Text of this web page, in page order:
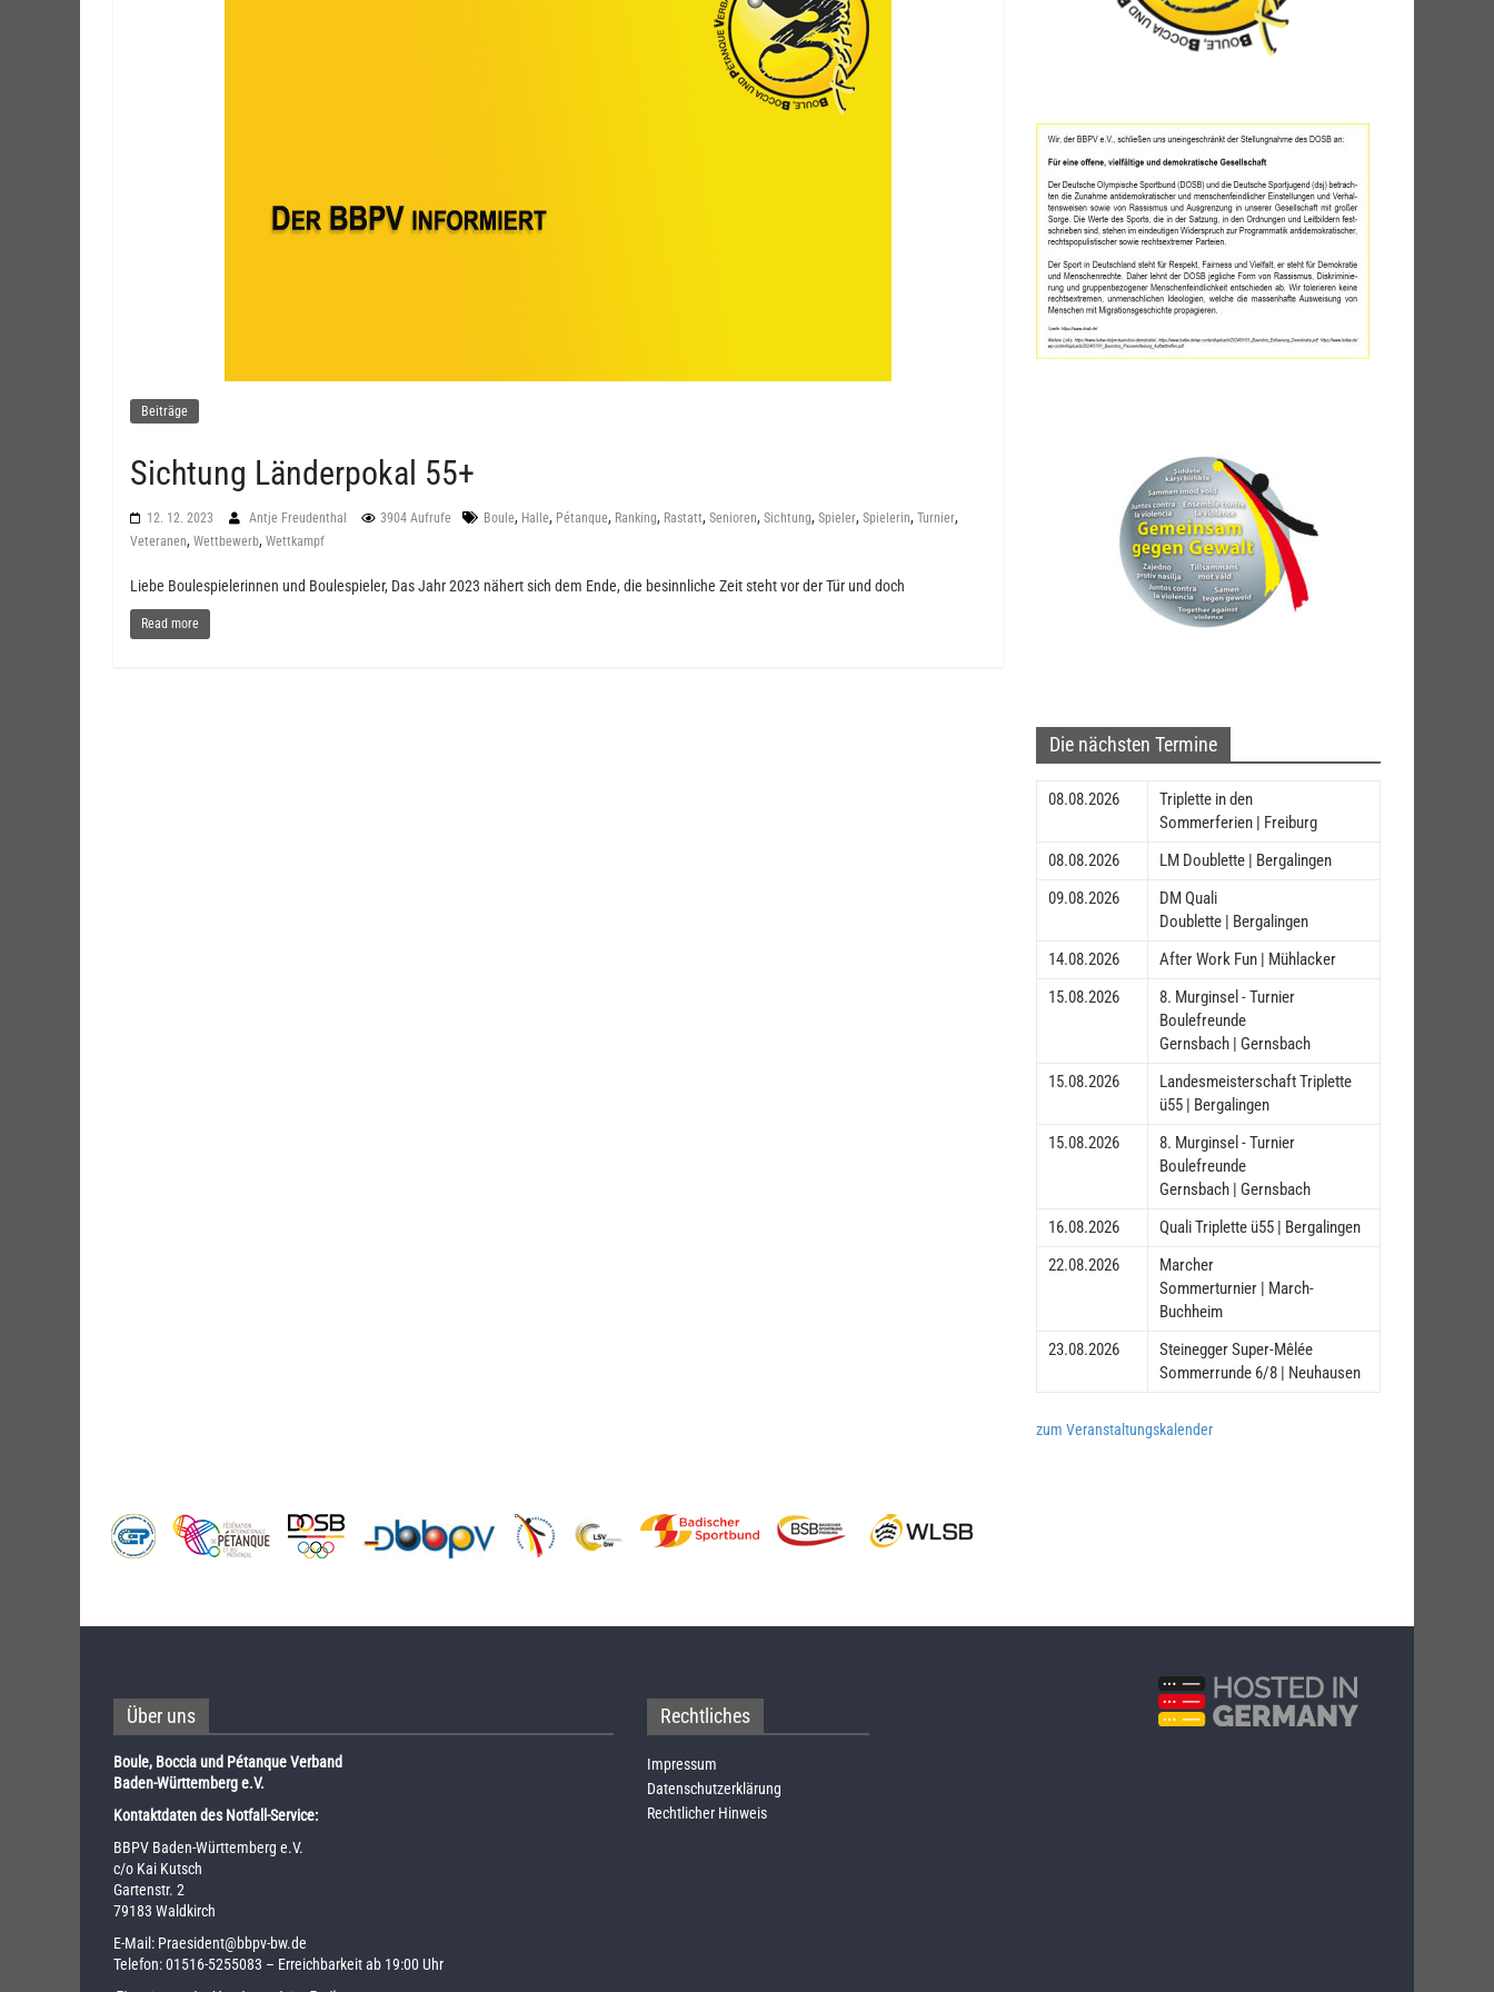
Beiträge
Sichtung Länderpokal 55+
12. 12. 2023 Antje Freudenthal 3904 Aufrufe Boule, Halle, Pétanque, Ranking, Rastatt, Senioren, Sichtung, Spieler, Spielerin, Turnier,
Veteranen, Wettbewerb, Wettkampf
Liebe Boulespielerinnen und Boulespieler, Das Jahr 2023 nähert sich dem Ende, die besinnliche Zeit steht vor der Tür und doch
Read more
Die nächsten Termine
08.08.2026
Triplette in den
Sommerferien | Freiburg
08.08.2026
LM Doublette | Bergalingen
09.08.2026
DM Quali
Doublette | Bergalingen
14.08.2026
After Work Fun | Mühlacker
15.08.2026
8. Murginsel - Turnier
Boulefreunde
Gernsbach | Gernsbach
15.08.2026
Landesmeisterschaft Triplette
ü55 | Bergalingen
15.08.2026
8. Murginsel - Turnier
Boulefreunde
Gernsbach | Gernsbach
16.08.2026
Quali Triplette ü55 | Bergalingen
22.08.2026
Marcher
Sommerturnier | March-
Buchheim
23.08.2026
Steinegger Super-Mêlée
Sommerrunde 6/8 | Neuhausen
zum Veranstaltungskalender
Über uns
Boule, Boccia und Pétanque Verband
Baden-Württemberg e.V.
Kontaktdaten des Notfall-Service:
BBPV Baden-Württemberg e.V.
c/o Kai Kutsch
Gartenstr. 2
79183 Waldkirch
E-Mail: Praesident@bbpv-bw.de
Telefon:01516-5255083 – Erreichbarkeit ab 19:00 Uhr
Rechtliches
Impressum
Datenschutzerklärung
Rechtlicher Hinweis